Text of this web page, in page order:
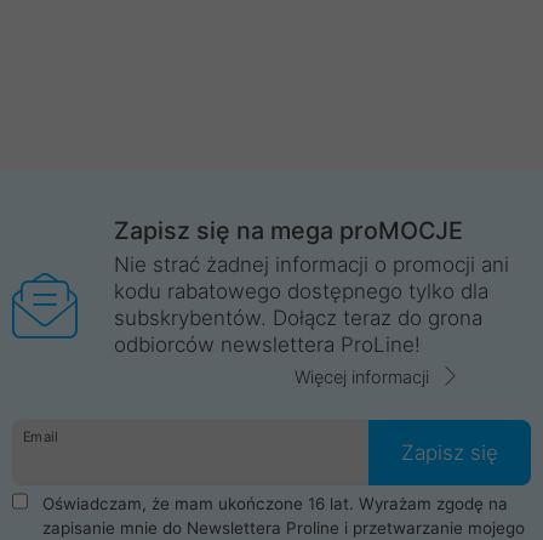
Zapisz się na mega proMOCJE
Nie strać żadnej informacji o promocji ani
kodu rabatowego dostępnego tylko dla
subskrybentów. Dołącz teraz do grona
odbiorców newslettera ProLine!
Więcej informacji
Email
Zapisz się
Oświadczam, że mam ukończone 16 lat. Wyrażam zgodę na
zapisanie mnie do Newslettera Proline i przetwarzanie mojego